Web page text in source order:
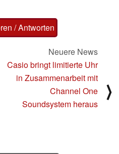
/ Antworten
Neuere News
Casio bringt limitierte Uhr
in Zusammenarbeit mit
Channel One
Soundsystem heraus
⟩